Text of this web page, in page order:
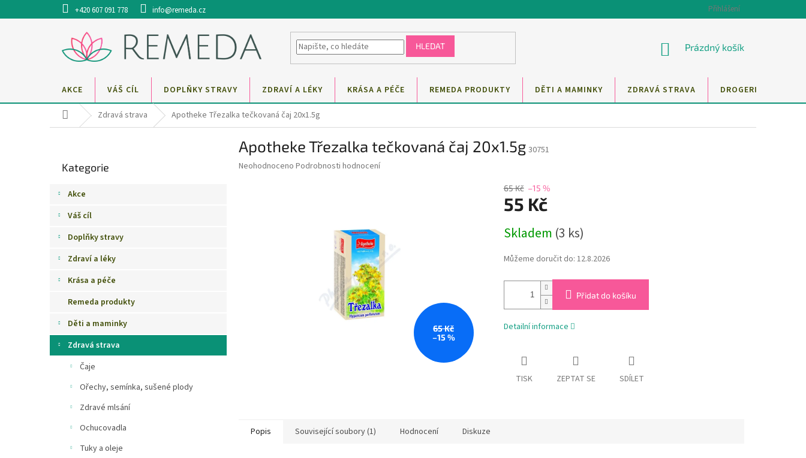
na
+420 607 091 778 info@remeda.cz Přihlášení
HLEDAT
NÁKUPNÍ
Prázdný košík
AKCE VÁŠ CÍL DOPLŇKY STRAVY ZDRAVÍ A LÉKY KRÁSA A PÉČE REMEDA PRODUKTY DĚTI A MAMINKY ZDRAVÁ STRAVA DROGERIE
Domů Zdravá strava Apotheke Třezalka tečkovaná čaj 20x1.5g
kategorie
Kategorie
Akce
Váš cíl
Doplňky stravy
Zdraví a léky
Krása a péče
Remeda produkty
Děti a maminky
Zdravá strava
Čaje
Ořechy, semínka, sušené plody
Zdravé mlsání
Ochucovadla
Tuky a oleje
Apotheke Třezalka tečkovaná čaj 20x1.5g 30751
Průměrné
Neohodnoceno Podrobnosti hodnocení
65 Kč
–15 %
65 Kč –15 %
55 Kč
cena:
Skladem (3 ks)
Můžeme doručit do: 12.8.2026
Přidat do košíku
Detailní informace
TISK ZEPTAT SE SDÍLET
Popis Související soubory (1) Hodnocení Diskuze